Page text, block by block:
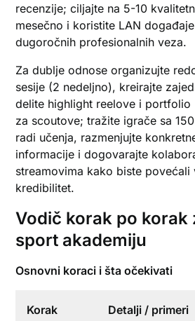
recenzije; ciljajte na 5-10
mesečno i koristite LAN
dugoročnih profesionalnih veza.
Za dublje odnose organizujte
sesije (2 nedeljno), kreirajte
delite highlight reelove i portfolio
za scoutove; tražite igrače sa
radi učenja, razmenjujte
informacije i dogovarajte
streamovima kako biste povećali
kredibilitet.
Vodič korak po korak
sport akademiju
Osnovni koraci i šta očekivati
Korak Detalji / primeri